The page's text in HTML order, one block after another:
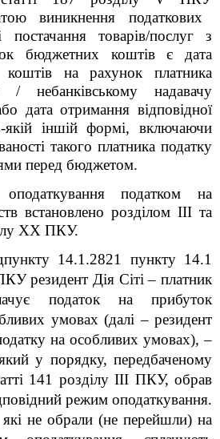
виникнення податкових
постачання товарів/послуг з
бюджетних коштів є дата
коштів на рахунок платника
небанківському надавачу
дата отримання відповідної
якій іншій формі, включаючи
такого платника податку
перед бюджетом.
податком на
встановлено розділом ІІІ та
XX ПКУ.
14.1.2821
пункту 14.1
резидент Дія Сіті – платник
податок на прибуток
умовах (далі – резидент
на особливих умовах), –
у порядку, передбаченому
141 розділу ІІІ ПКУ, обрав
режим оподаткування.
які не обрали (не перейшли) на